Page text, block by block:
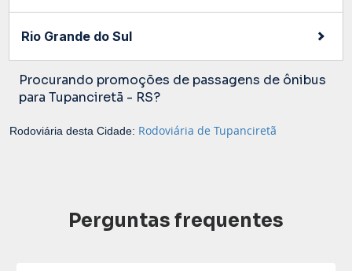
Rio Grande do Sul
Procurando promoções de passagens de ônibus
para Tupanciretã - RS?
Rodoviária desta Cidade: Rodoviária de Tupanciretã
Perguntas frequentes